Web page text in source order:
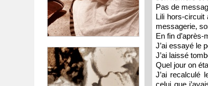
Pas de
Lili hors-circuit
messagerie,
En fin
J’ai essayé le
J’ai laissé
Quel jour on
J’ai recalculé
celui que